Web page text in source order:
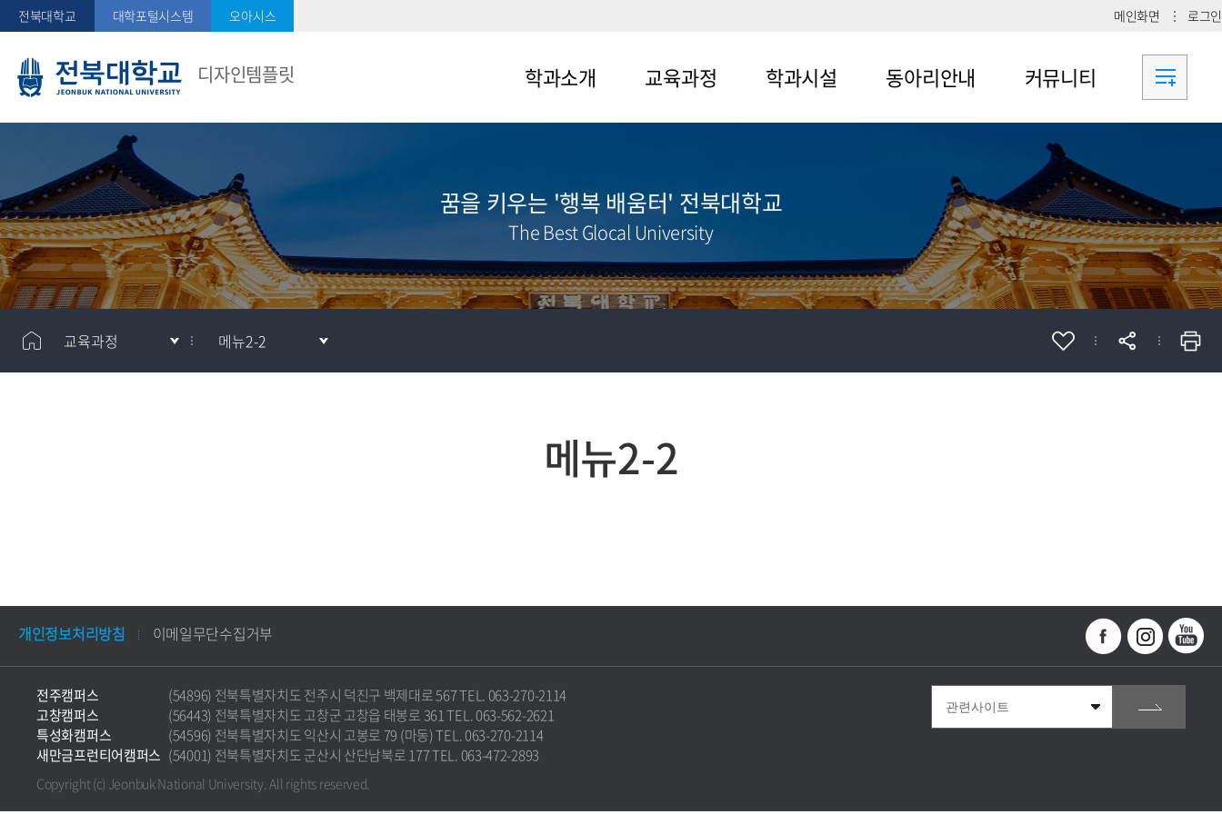
전북대학교 대학포털시스템 오아시스 메인화면 로그인
디자인템플릿 학과소개
메뉴1-2
교육과정
메뉴2-2
학과시설
메뉴3-2
동아리안내 커뮤니티
공지사항
꿈을 키우는 '행복 배움터' 전북대학교
The Best Glocal University
교육과정 메뉴2-2
메뉴2-2
개인정보처리방침 이메일무단수집거부
전주캠퍼스
(54896) 전북특별자치도 전주시 덕진구 백제대로 567 TEL. 063-270-2114
고창캠퍼스
(56443) 전북특별자치도 고창군 고창읍 태봉로 361 TEL. 063-562-2621
특성화캠퍼스
(54596) 전북특별자치도 익산시 고봉로 79 (마동) TEL. 063-270-2114
새만금프런티어캠퍼스 (54001) 전북특별자치도 군산시 산단남북로 177 TEL. 063-472-2893
Copyright (c) Jeonbuk National University.All rights reserved.